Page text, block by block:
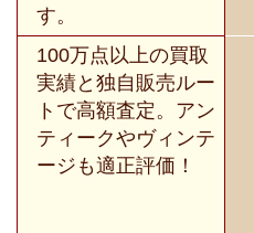
す。
100万点以上の買取
実績と独自販売ルー
トで高額査定。アン
ティークやヴィンテ
ージも適正評価！